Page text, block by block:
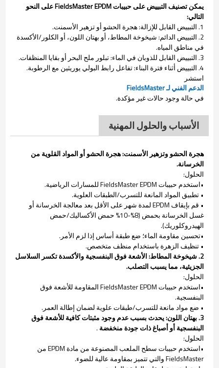
يمكن تصنيف التبييض على حبيبات FieldsMaster EPDM على النحو
التالي:
1. التبييض القابل للإزالة: هجرة الحشو أو تزهير الأسمنت.
2. التبييض الدائم: شيخوخة المطاط، أو بهتان اللون، أو الكلور/الأكسدة
في مناطق المياه.
3. التبييض القابل للذوبان في الماء: تبلور ملح البحر أو بقايا المنظفات.
4. التبييض أثناء فترة البناء: تفاعل رابط البولي يوريثين مع الرطوبة.
استشر
الدعم الفني لـ FieldsMaster
في حالة وجود حالات غير مؤكدة.
الأسباب والحلول المهنية
هجرة الحشو وتزهير الأسمنت:هجرة الحشو أو المواد القلوية من
الخرسانة.
الحلول:
•استخدم حبيبات FieldsMaster EPDM للمسارات الرياضية.
• تطبيق المواد المانعة للتسرب/الطبقات العلوية.
• قم بإيقاف EPDM لمدة شهر على الأقل بعد معالجة الخرسانة أو
غسل الخرسانة بحمض (8%-10% حمض الأكساليك/حمض
الهيدروكلوريك).
•تحسين مقاومة الماء؛ ضع طبقة أساس إذا لزم الأمر.
• تنظيف الزهرة باستخدام منظف متخصص.
2. شيخوخة المطاط:
الأشعة فوق البنفسجية والأكسدة تكسر السلاسل
الجزيئية، مما يسبب التصلب.
الحلول:
•استخدم حبيبات FieldsMaster EPDM المقاومة للأشعة فوق
البنفسجية.
• ضع مواد مانعة للتسرب/طبقات علوية لضمان إطالة العمر.
3. بهتان اللون:
يحدث بسبب عدم وجود مثبتات كافية للأشعة فوق
البنفسجية أو أصباغ ذات جودة منخفضة .
الحلول:
•استخدم حبيبات سطح الملعب المصنوعة من مادة EPDM من
FieldsMaster والتي تتميز بمقاومة عالية للضوء.